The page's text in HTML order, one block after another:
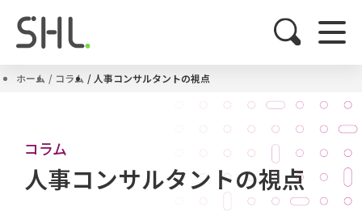
ホーム コラム 人事コンサルタントの視点
コラム
人事コンサルタントの視点